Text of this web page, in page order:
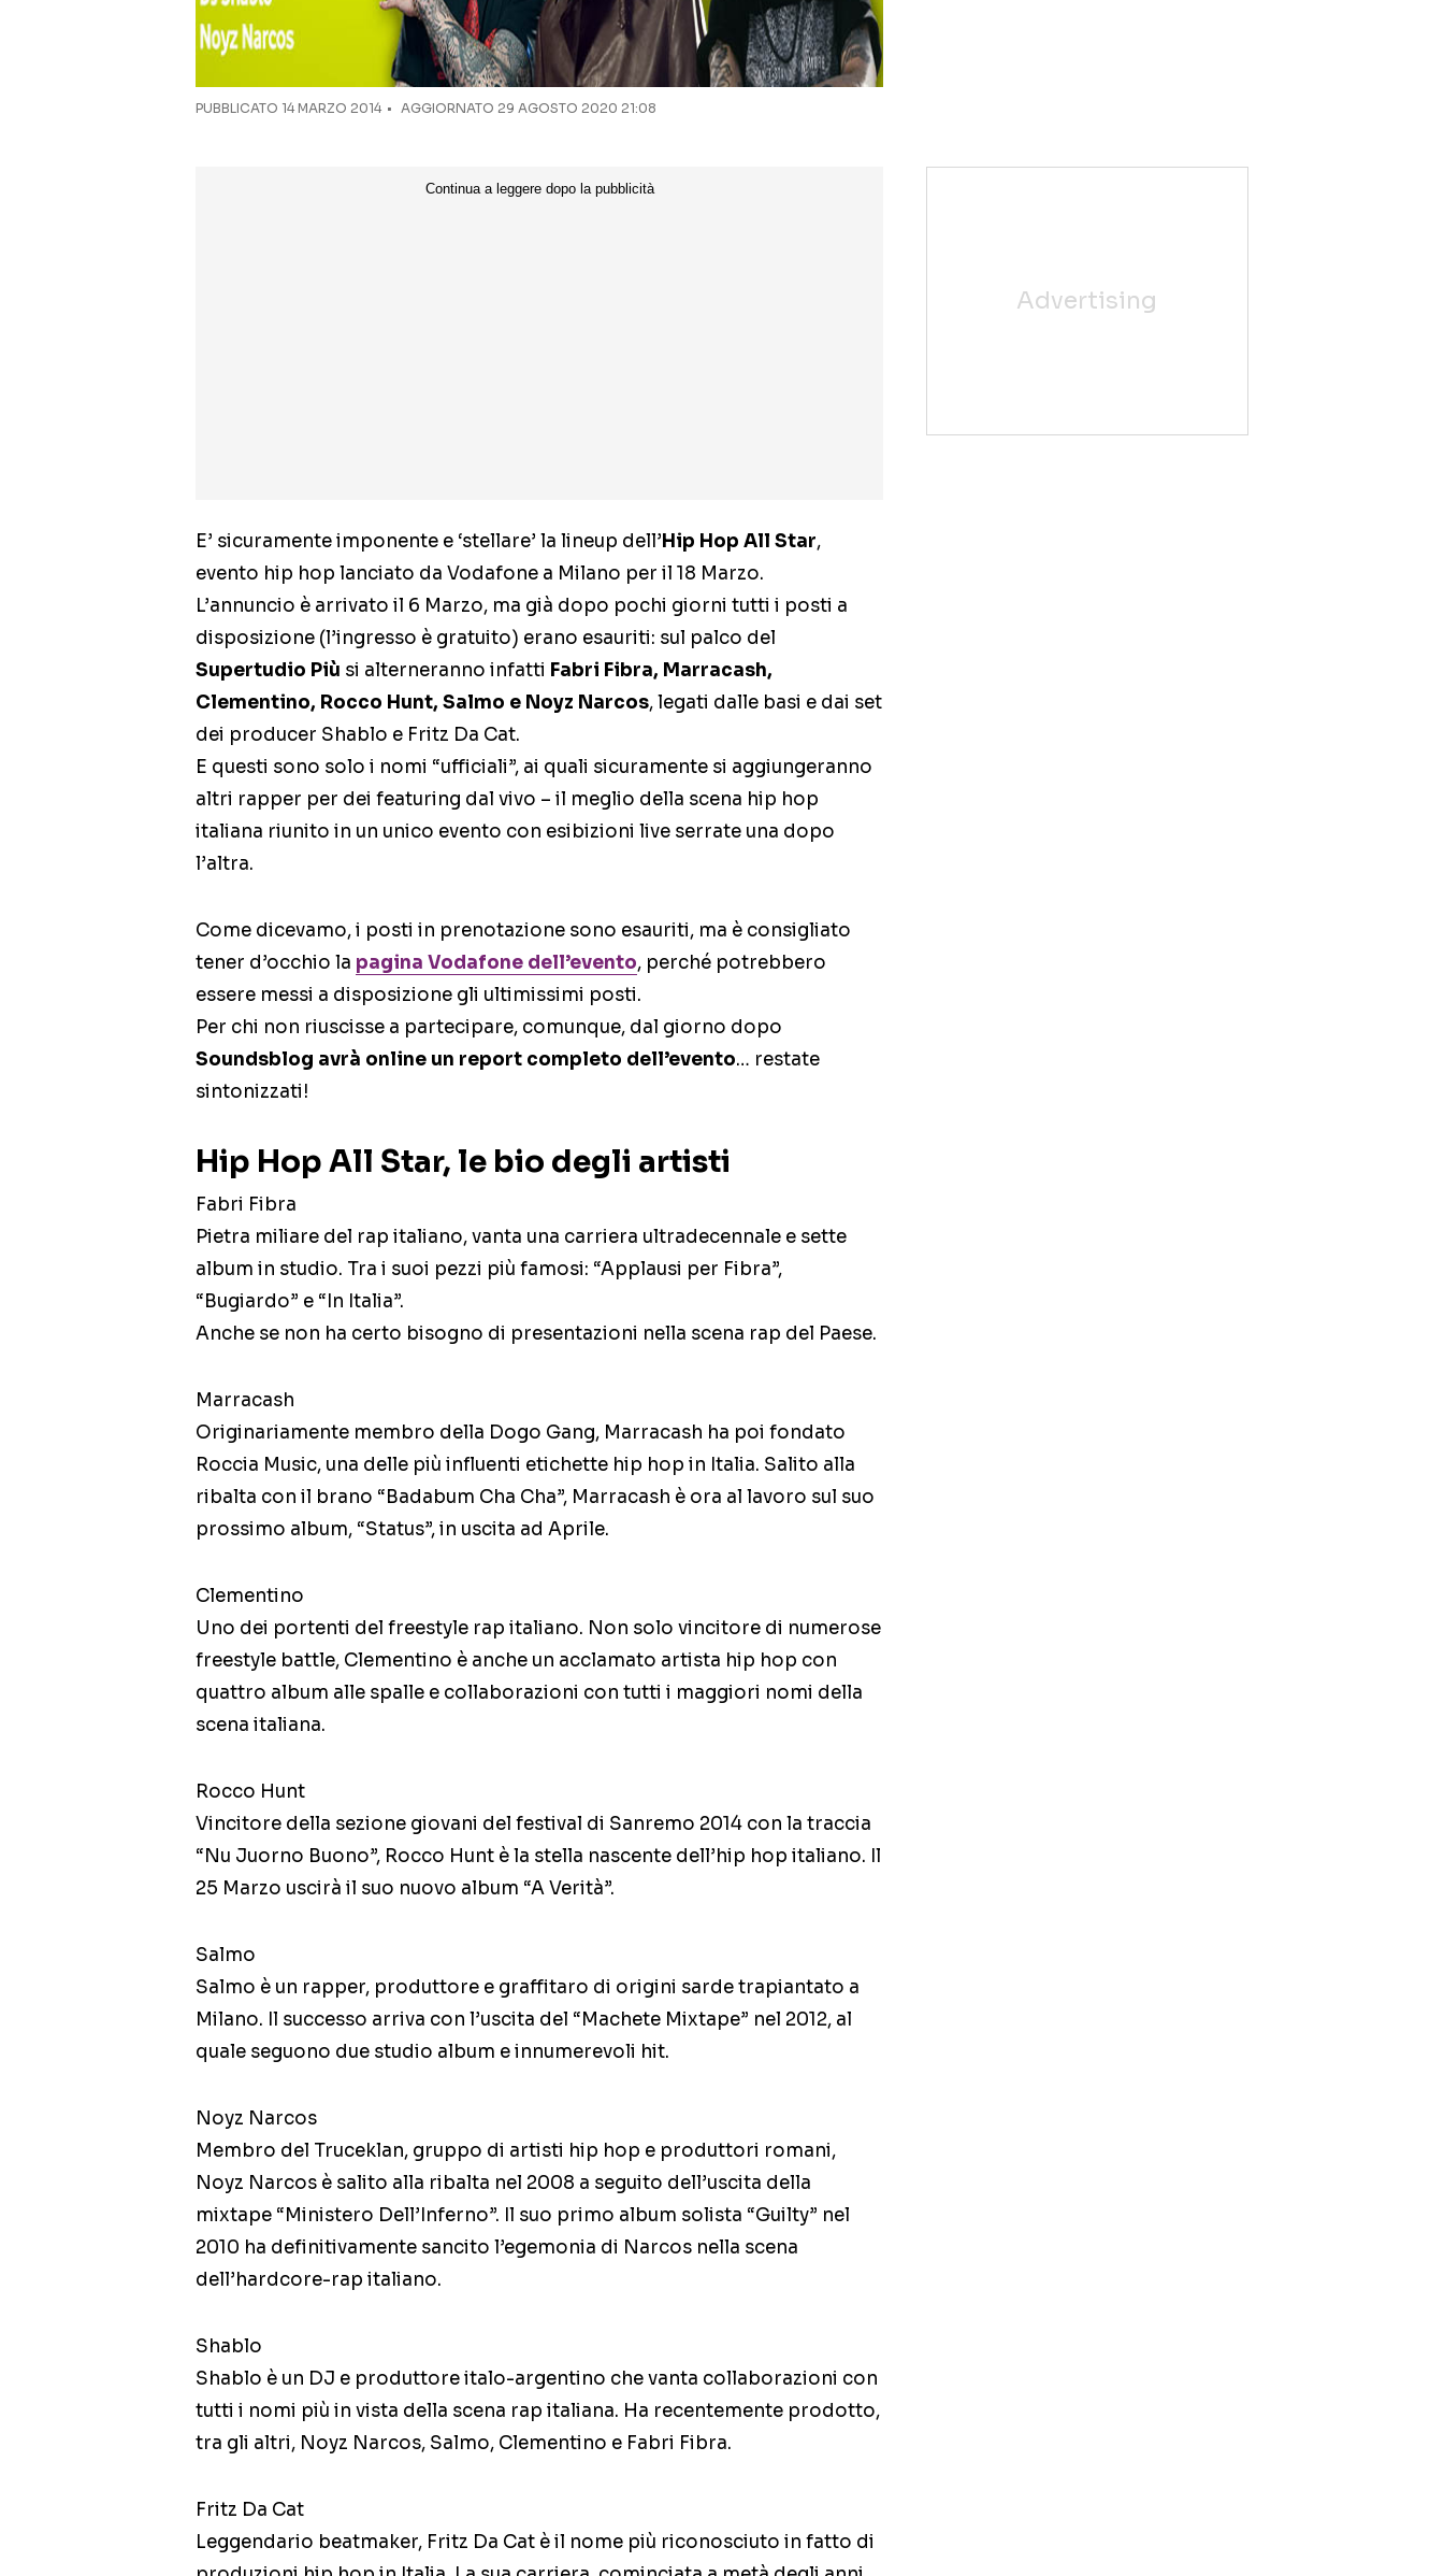
PUBBLICATO 14 MARZO 2014 AGGIORNATO 29 AGOSTO 2020 21:08
E’ sicuramente imponente e ‘stellare’ la lineup dell’Hip Hop All Star,
evento hip hop lanciato da Vodafone a Milano per il 18 Marzo.
L’annuncio è arrivato il 6 Marzo, ma già dopo pochi giorni tutti i posti a
disposizione (l’ingresso è gratuito) erano esauriti: sul palco del
Supertudio Più si alterneranno infatti Fabri Fibra, Marracash,
Clementino, Rocco Hunt, Salmo e Noyz Narcos, legati dalle basi e dai set
dei producer Shablo e Fritz Da Cat.
E questi sono solo i nomi “ufficiali”, ai quali sicuramente si aggiungeranno
altri rapper per dei featuring dal vivo – il meglio della scena hip hop
italiana riunito in un unico evento con esibizioni live serrate una dopo
l’altra.
Come dicevamo, i posti in prenotazione sono esauriti, ma è consigliato
tener d’occhio la pagina Vodafone dell’evento, perché potrebbero
essere messi a disposizione gli ultimissimi posti.
Per chi non riuscisse a partecipare, comunque, dal giorno dopo
Soundsblog avrà online un report completo dell’evento… restate
sintonizzati!
Hip Hop All Star, le bio degli artisti
Fabri Fibra
Pietra miliare del rap italiano, vanta una carriera ultradecennale e sette
album in studio. Tra i suoi pezzi più famosi: “Applausi per Fibra”,
“Bugiardo” e “In Italia”.
Anche se non ha certo bisogno di presentazioni nella scena rap del Paese.
Marracash
Originariamente membro della Dogo Gang, Marracash ha poi fondato
Roccia Music, una delle più influenti etichette hip hop in Italia. Salito alla
ribalta con il brano “Badabum Cha Cha”, Marracash è ora al lavoro sul suo
prossimo album, “Status”, in uscita ad Aprile.
Clementino
Uno dei portenti del freestyle rap italiano. Non solo vincitore di numerose
freestyle battle, Clementino è anche un acclamato artista hip hop con
quattro album alle spalle e collaborazioni con tutti i maggiori nomi della
scena italiana.
Rocco Hunt
Vincitore della sezione giovani del festival di Sanremo 2014 con la traccia
“Nu Juorno Buono”, Rocco Hunt è la stella nascente dell’hip hop italiano. Il
25 Marzo uscirà il suo nuovo album “A Verità”.
Salmo
Salmo è un rapper, produttore e graffitaro di origini sarde trapiantato a
Milano. Il successo arriva con l’uscita del “Machete Mixtape” nel 2012, al
quale seguono due studio album e innumerevoli hit.
Noyz Narcos
Membro del Truceklan, gruppo di artisti hip hop e produttori romani,
Noyz Narcos è salito alla ribalta nel 2008 a seguito dell’uscita della
mixtape “Ministero Dell’Inferno”. Il suo primo album solista “Guilty” nel
2010 ha definitivamente sancito l’egemonia di Narcos nella scena
dell’hardcore-rap italiano.
Shablo
Shablo è un DJ e produttore italo-argentino che vanta collaborazioni con
tutti i nomi più in vista della scena rap italiana. Ha recentemente prodotto,
tra gli altri, Noyz Narcos, Salmo, Clementino e Fabri Fibra.
Fritz Da Cat
Leggendario beatmaker, Fritz Da Cat è il nome più riconosciuto in fatto di